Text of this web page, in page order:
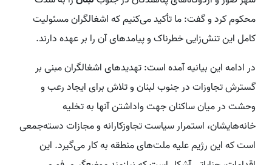
محکوم کرد و گفت: ما تأکید می‌کنیم که اشغالگران مسئولیت
کامل این تنش‌زایی خطرناک و پیامدهای آن را بر عهده دارند.
در ادامه این بیانیه آمده است: تهدیدهای اشغالگران مبنی بر
گسترش تجاوزات در جنوب لبنان و تلاش برای ایجاد رعب و
وحشت در میان ساکنان جهت واداشتن آنها به تخلیه
خانه‌هایشان، استمرار سیاست تجاوزکارانه و مجازات دسته‌جمعی
است که این رژیم علیه ملت‌های منطقه به کار می‌گیرد. این